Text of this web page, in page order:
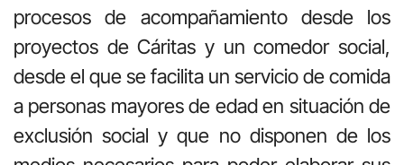
procesos de acompañamiento desde los
proyectos de Cáritas y un comedor social,
desde el que se facilita un servicio de comida
a personas mayores de edad en situación de
exclusión social y que no disponen de los